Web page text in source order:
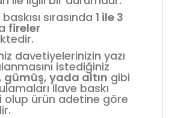
sırasında 1 ile 3
fireler
davetiyelerinizin yazı
istediğiniz
gümüş, yada altın gibi
ilave baskı
ürün adetine göre